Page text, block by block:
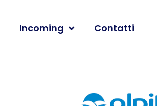
Incoming Contatti